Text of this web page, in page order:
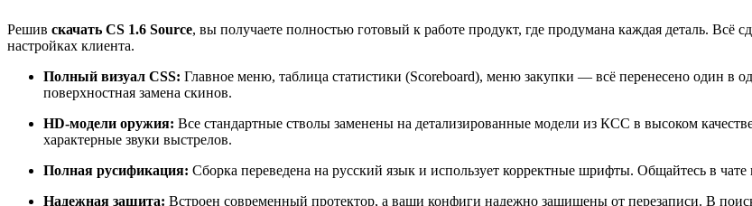
Решив скачать CS 1.6 Source, вы получаете полностью готовый к работе продукт, где продумана каждая деталь. Всё
настройках клиента.
Полный визуал CSS: Главное меню, таблица статистики (Scoreboard), меню закупки — всё перенесено один в
поверхностная замена скинов.
HD-модели оружия: Все стандартные стволы заменены на детализированные модели из КСС в высоком
характерные звуки выстрелов.
Полная русификация: Сборка переведена на русский язык и использует корректные шрифты. Общайтесь в
Надежная защита: Встроен современный протектор, а ваши конфиги надежно защищены от перезаписи. В